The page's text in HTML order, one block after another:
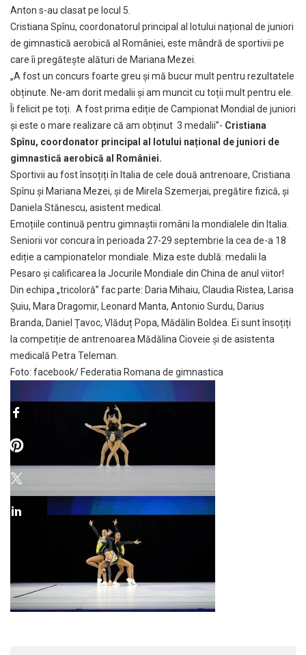
Anton s-au clasat pe locul 5.
Cristiana Spînu, coordonatorul principal al lotului național de juniori
de gimnastică aerobică al României, este mândră de sportivii pe
care îi pregătește alături de Mariana Mezei.
„A fost un concurs foarte greu și mă bucur mult pentru rezultatele
obținute. Ne-am dorit medalii și am muncit cu toții mult pentru ele.
Îi felicit pe toți. A fost prima ediție de Campionat Mondial de juniori
și este o mare realizare că am obținut 3 medalii”- Cristiana
Spînu, coordonator principal al lotului național de juniori de
gimnastică aerobică al României.
Sportivii au fost însoțiți în Italia de cele două antrenoare, Cristiana
Spînu și Mariana Mezei, și de Mirela Szemerjai, pregătire fizică, și
Daniela Stănescu, asistent medical.
Emoțiile continuă pentru gimnaștii români la mondialele din Italia.
Seniorii vor concura în perioada 27-29 septembrie la cea de-a 18
ediție a campionatelor mondiale. Miza este dublă: medalii la
Pesaro și calificarea la Jocurile Mondiale din China de anul viitor!
Din echipa „tricoloră” fac parte: Daria Mihaiu, Claudia Ristea, Larisa
Șuiu, Mara Dragomir, Leonard Manta, Antonio Surdu, Darius
Branda, Daniel Țavoc, Vlăduț Popa, Mădălin Boldea. Ei sunt însoțiți
la competiție de antrenoarea Mădălina Cioveie și de asistenta
medicală Petra Teleman.
Foto: facebook/ Federatia Romana de gimnastica